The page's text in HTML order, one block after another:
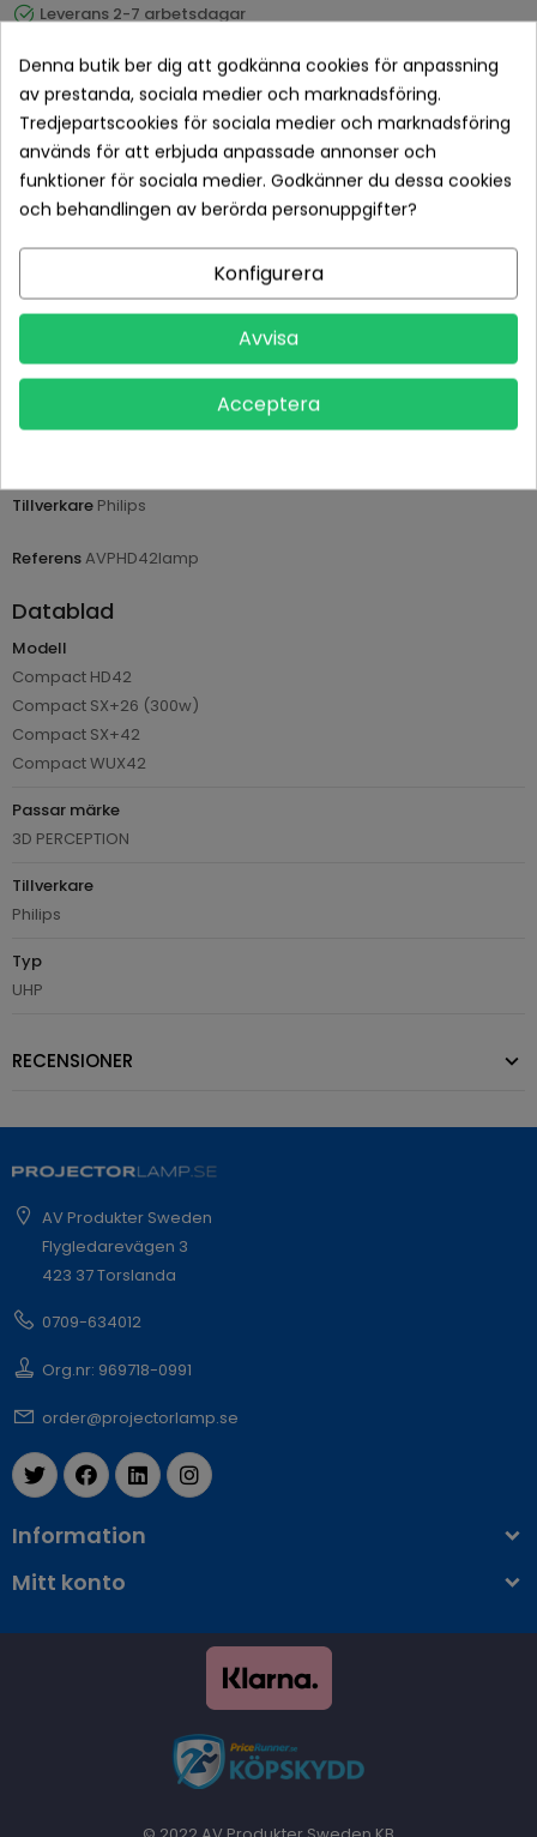
Leverans 2-7 arbetsdagar
Betala tryggt med Klarna checkout
Leveranstid normalt 1-2 dagar med spårbar frakt
Returvillkor 14 dagars öppet köp (se köpvillkor)
Tillverkare Philips
ReferensAVPHD42lamp
Datablad
Modell
Compact HD42
Compact SX+26 (300w)
Compact SX+42
Compact WUX42
Passar märke
3D PERCEPTION
Tillverkare
Philips
Typ
UHP
RECENSIONER
AV Produkter Sweden
Flygledarevägen 3
423 37 Torslanda
0709-634012
Org.nr: 969718-0991
order@projectorlamp.se
Information
Mitt konto
Denna butik ber dig att godkänna cookies för anpassning
av prestanda, sociala medier och marknadsföring.
Tredjepartscookies för sociala medier och marknadsföring
används för att erbjuda anpassade annonser och
funktioner för sociala medier. Godkänner du dessa cookies
och behandlingen av berörda personuppgifter?
Konfigurera
Avvisa
Acceptera